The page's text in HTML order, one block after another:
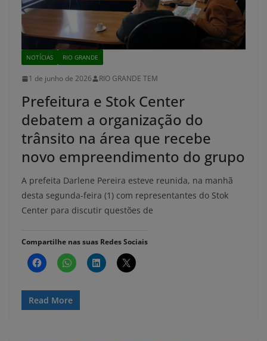
NOTÍCIAS RIO GRANDE
1 de junho de 2026 RIO GRANDE TEM
Prefeitura e Stok Center
debatem a organização do
trânsito na área que recebe
novo empreendimento do grupo
A prefeita Darlene Pereira esteve reunida, na manhã
desta segunda-feira (1) com representantes do Stok
Center para discutir questões de
Compartilhe nas suas Redes Sociais
Read More